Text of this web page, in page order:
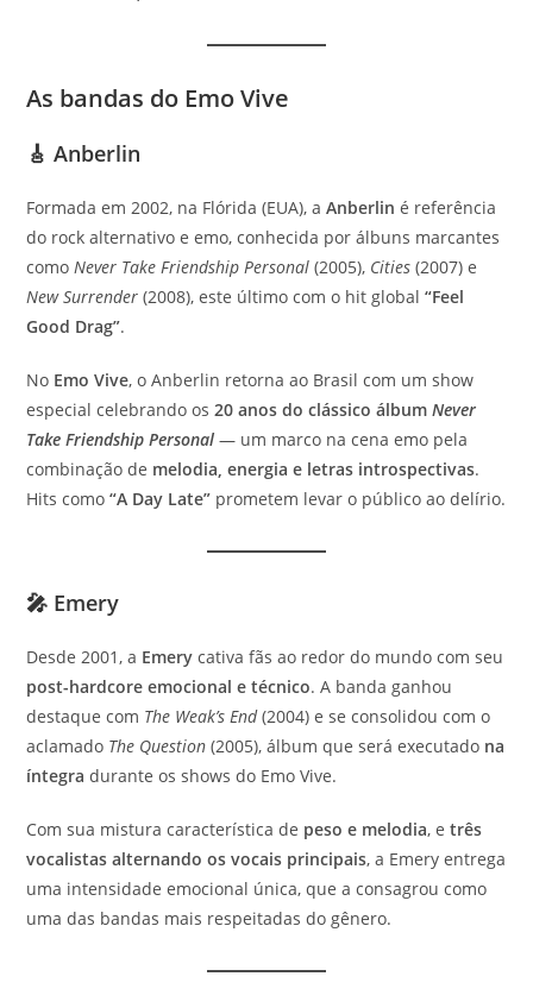
As bandas do Emo Vive
🎸 Anberlin
Formada em 2002, na Flórida (EUA), aAnberlin é referência
do rock alternativo e emo, conhecida por álbuns marcantes
como Never Take Friendship Personal (2005), Cities (2007) e
New Surrender (2008), este último com o hit global“Feel
Good Drag”.
No Emo Vive, o Anberlin retorna ao Brasil com um show
especial celebrando os20 anos do clássico álbumNever
Take Friendship Personal — um marco na cena emo pela
combinação de melodia, energia e letras introspectivas.
Hits como“A Day Late” prometem levar o público ao delírio.
🎤 Emery
Desde 2001, a Emery cativa fãs ao redor do mundo com seu
post-hardcore emocional e técnico. A banda ganhou
destaque com The Weak’s End(2004) e se consolidou com o
aclamado The Question (2005), álbum que será executado na
íntegra durante os shows do Emo Vive.
Com sua mistura característica de peso e melodia, etrês
vocalistas alternando os vocais principais, a Emery entrega
uma intensidade emocional única, que a consagrou como
uma das bandas mais respeitadas do gênero.